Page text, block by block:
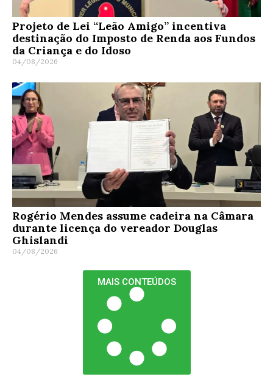
Projeto de Lei “Leão Amigo” incentiva
destinação do Imposto de Renda aos Fundos
da Criança e do Idoso
04/08/2026
Rogério Mendes assume cadeira na Câmara
durante licença do vereador Douglas
Ghislandi
04/08/2026
MAIS CONTEÚDOS